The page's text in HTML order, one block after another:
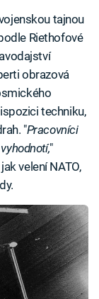
tajnou
Riethofové
obrazová
techniku,
"Pracovníci
"
velení NATO,